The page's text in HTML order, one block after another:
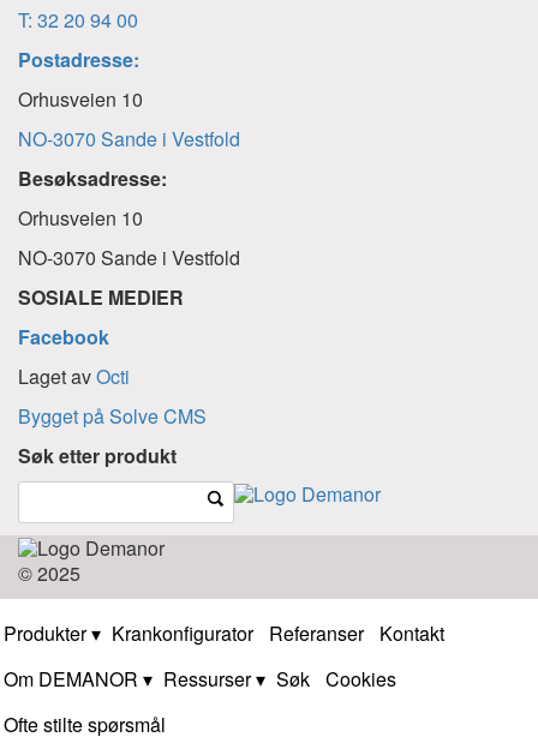
T: 32 20 94 00
Postadresse:
Orhusveien 10
NO-3070 Sande i Vestfold
Besøksadresse:
Orhusveien 10
NO-3070 Sande i Vestfold
SOSIALE MEDIER
Facebook
Laget avOcti
Bygget på Solve CMS
Søk etter produkt
© 2025
Produkter Krankonfigurator Referanser
Kontakt
Om DEMANOR
Ressurser Søk Cookies
Ofte stilte spørsmål